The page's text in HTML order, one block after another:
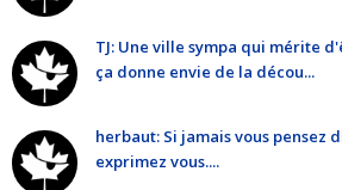
TJ: Une ville sympa qui mérite
ça donne envie de la décou...
herbaut: Si jamais vous pensez
exprimez vous....